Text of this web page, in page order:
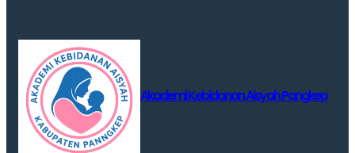
Akademi Kebidanan Aisyah Pangkep